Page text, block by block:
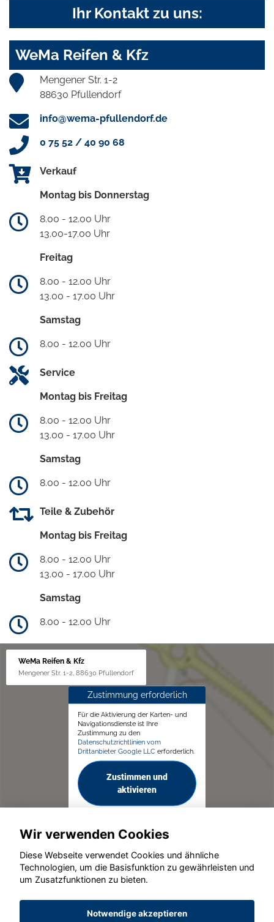
Ihr Kontakt zu uns:
WeMa Reifen & Kfz
Mengener Str. 1-2
88630 Pfullendorf
info@wema-pfullendorf.de
0 75 52 / 40 90 68
Verkauf
Montag bis Donnerstag
8.00 - 12.00 Uhr
13.00-17.00 Uhr
Freitag
8.00 - 12.00 Uhr
13.00 - 17.00 Uhr
Samstag
8.00 - 12.00 Uhr
Service
Montag bis Freitag
8.00 - 12.00 Uhr
13.00 - 17.00 Uhr
Samstag
8.00 - 12.00 Uhr
Teile & Zubehör
Montag bis Freitag
8.00 - 12.00 Uhr
13.00 - 17.00 Uhr
Samstag
8.00 - 12.00 Uhr
WeMa Reifen & Kfz
Mengener Str. 1-2, 88630 Pfullendorf
Zustimmung erforderlich
Für die Aktivierung der Karten- und
Navigationsdienste ist Ihre
Zustimmung zu den
Datenschutzrichtlinien vom
Drittanbieter Google LLC erforderlich.
Zustimmen und
aktivieren
© konjunkturmotor.de GmbH 2020 - 2026
Wir verwenden Cookies
Diese Webseite verwendet Cookies und ähnliche
Technologien, um die Basisfunktion zu gewährleisten und
um Zusatzfunktionen zu bieten.
Notwendige akzeptieren